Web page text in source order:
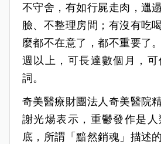
不守舍，有如行屍走肉，邋
臉、不整理房間；有沒有吃
麼都不在意了，都不重要了
週以上，可長達數個月，
詞。
奇美醫療財團法人奇美醫院
謝光煬表示，重鬱發作是
底，所謂「黯然銷魂」描述